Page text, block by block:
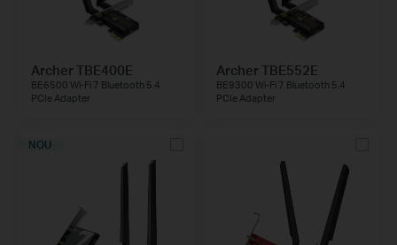
Archer TBE400E
BE6500 Wi-Fi 7 Bluetooth 5.4
PCIe Adapter
Archer TBE552E
BE9300 Wi-Fi 7 Bluetooth 5.4
PCIe Adapter
NOU